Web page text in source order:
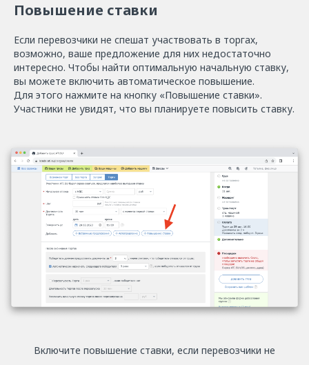
Повышение ставки
Если перевозчики не спешат участвовать в торгах,
возможно, ваше предложение для них недостаточно
интересно. Чтобы найти оптимальную начальную ставку,
вы можете включить автоматическое повышение.
Для этого нажмите на кнопку «Повышение ставки».
Участники не увидят, что вы планируете повысить ставку.
Включите повышение ставки, если перевозчики не